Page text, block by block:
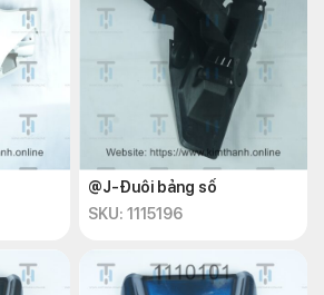
@J-Đuôi bảng số
SKU: 1115196